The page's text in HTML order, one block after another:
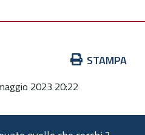
STAMPA
2023 20:22